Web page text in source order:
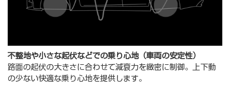
不整地や小さな起伏などでの乗り心地（車両の安定性）
路面の起伏の大きさに合わせて減衰力を緻密に制御。上下動
の少ない快適な乗り心地を提供します。